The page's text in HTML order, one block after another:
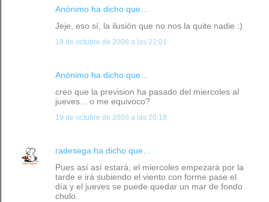
Anónimo ha dicho que…
Jeje, eso sí, la ilusión que no nos la quite nadie :)
18 de octubre de 2008 a las 22:01
Anónimo ha dicho que…
creo que la prevision ha pasado del miercoles al
jueves... o me equivoco?
19 de octubre de 2008 a las 20:18
radesega ha dicho que…
Pues así así estará, el miercoles empezará por la
tarde e irá subiendo el viento con forme pase el
día y el jueves se puede quedar un mar de fondo
chulo.